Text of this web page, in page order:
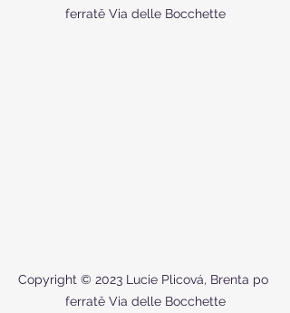
ferratě Via delle Bocchette
Copyright © 2023 Lucie Plicová, Brenta po
ferratě Via delle Bocchette